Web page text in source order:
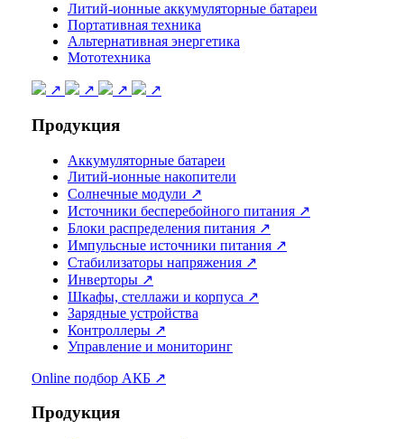
Литий-ионные аккумуляторные батареи
Портативная техника
Альтернативная энергетика
Мототехника
↗ ↗ ↗ ↗
Продукция
Аккумуляторные батареи
Литий-ионные накопители
Солнечные модули ↗
Источники бесперебойного питания ↗
Блоки распределения питания ↗
Импульсные источники питания ↗
Стабилизаторы напряжения ↗
Инверторы ↗
Шкафы, стеллажи и корпуса ↗
Зарядные устройства
Контроллеры ↗
Управление и мониторинг
Online подбор АКБ ↗
Продукция